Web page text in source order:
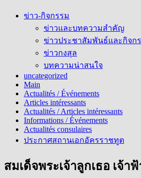
ข่าว-กิจกรรม
ข่าวและบทความสำคัญ
ข่าวประชาสัมพันธ์และกิจก
ข่าวกงสุล
บทความน่าสนใจ
uncategorized
Main
Actualités / Événements
Articles intéressants
Actualités / Articles intéressants
Informations / Événements
Actualités consulaires
ประกาศสถานเอกอัครราชทูต
สมเด็จพระเจ้าลูกเธอ เจ้